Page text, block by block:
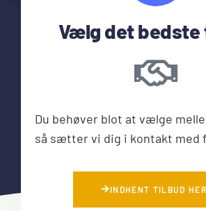
Vælg det bedste
Du behøver blot at vælge
så sætter vi dig i kontakt med
INDHENT TILBUD